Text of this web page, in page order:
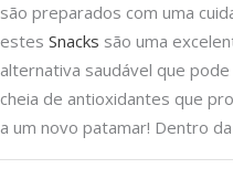
são preparados com uma
estes Snacks são uma
alternativa saudável que
cheia de antioxidantes que
a um novo patamar! Dentro